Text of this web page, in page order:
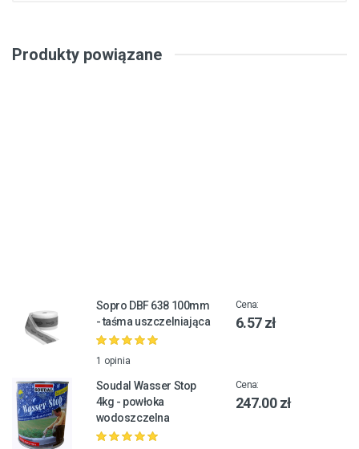
Produkty powiązane
Sopro DBF 638 100mm
- taśma uszczelniająca
1 opinia
Cena:
6.57 zł
Soudal Wasser Stop
4kg - powłoka
wodoszczelna
Cena:
247.00 zł